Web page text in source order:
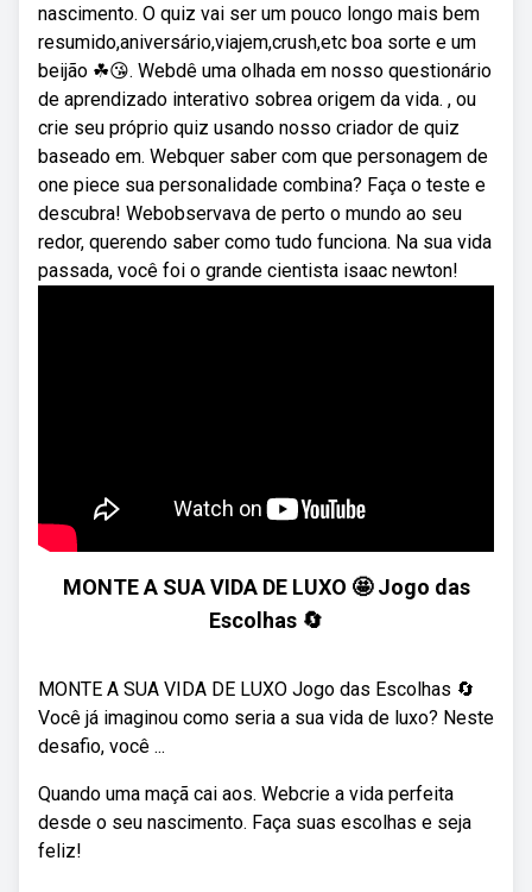
nascimento. O quiz vai ser um pouco longo mais bem
resumido,aniversário,viajem,crush,etc boa sorte e um
beijão ☘😘. Webdê uma olhada em nosso questionário
de aprendizado interativo sobrea origem da vida. , ou
crie seu próprio quiz usando nosso criador de quiz
baseado em. Webquer saber com que personagem de
one piece sua personalidade combina? Faça o teste e
descubra! Webobservava de perto o mundo ao seu
redor, querendo saber como tudo funciona. Na sua vida
passada, você foi o grande cientista isaac newton!
MONTE A SUA VIDA DE LUXO 🤩 Jogo das
Escolhas 🔄️
MONTE A SUA VIDA DE LUXO Jogo das Escolhas 🔄️
Você já imaginou como seria a sua vida de luxo? Neste
desafio, você ...
Quando uma maçã cai aos. Webcrie a vida perfeita
desde o seu nascimento. Faça suas escolhas e seja
feliz!